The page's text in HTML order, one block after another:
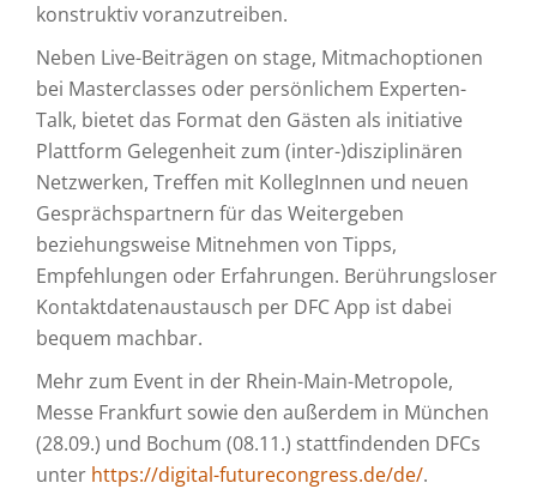
konstruktiv voranzutreiben.
Neben Live-Beiträgen on stage, Mitmachoptionen
bei Masterclasses oder persönlichem Experten-
Talk, bietet das Format den Gästen als initiative
Plattform Gelegenheit zum (inter-)disziplinären
Netzwerken, Treffen mit KollegInnen und neuen
Gesprächspartnern für das Weitergeben
beziehungsweise Mitnehmen von Tipps,
Empfehlungen oder Erfahrungen. Berührungsloser
Kontaktdatenaustausch per DFC App ist dabei
bequem machbar.
Mehr zum Event in der Rhein-Main-Metropole,
Messe Frankfurt sowie den außerdem in München
(28.09.) und Bochum (08.11.) stattfindenden DFCs
unter https://digital-futurecongress.de/de/.